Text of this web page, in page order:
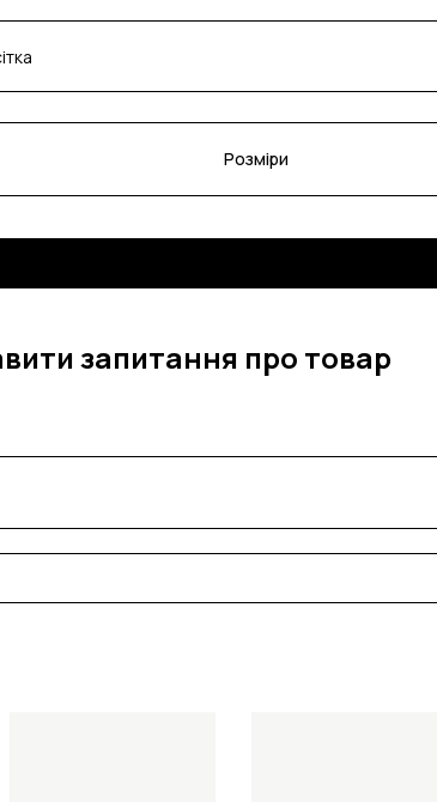
Розміри
запитання про товар